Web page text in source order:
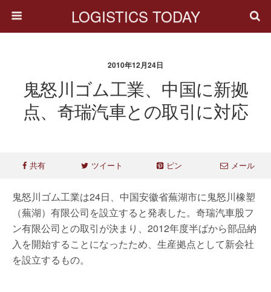
LOGISTICS TODAY
2010年12月24日
鬼怒川ゴム工業、中国に新拠
点、奇瑞汽車との取引に対応
共有 ツイート ピン メール
鬼怒川ゴム工業は24日、中国安徽省蕪湖市に鬼怒川橡塑
（蕪湖）有限公司を設立すると発表した。奇瑞汽車股フ
ン有限公司との取引が決まり、2012年度半ばから部品納
入を開始することになったため、生産拠点として新会社
を設立するもの。